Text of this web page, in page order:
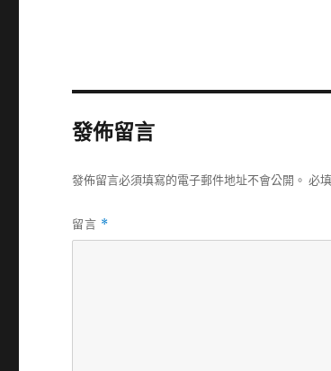
發佈留言
發佈留言必須填寫的電子郵件地址不會公開。 必
留言 *